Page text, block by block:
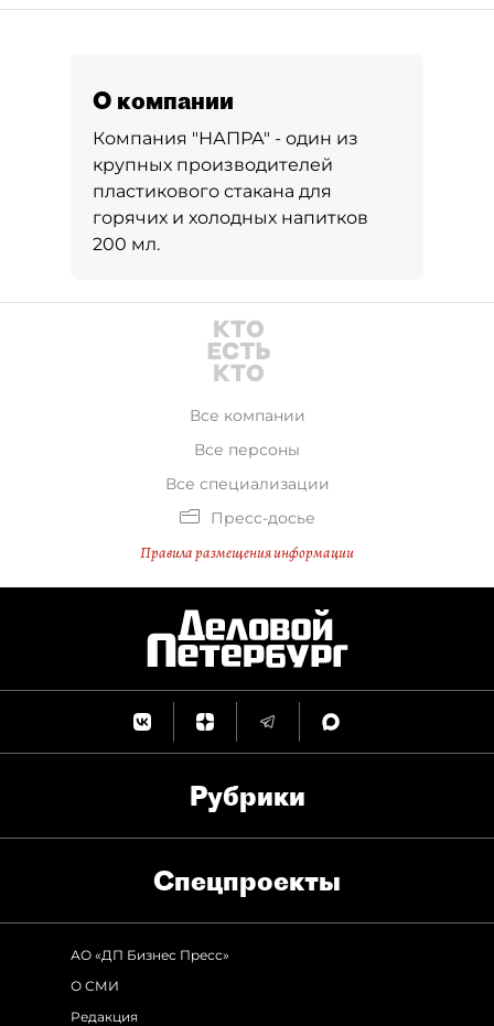
О компании
Компания "НАПРА" - один из
крупных производителей
пластикового стакана для
горячих и холодных напитков
200 мл.
Все компании
Все персоны
Все специализации
Пресс-досье
Правила размещения информации
Рубрики
Спец­проекты
АО «ДП Бизнес Пресс»
О СМИ
Редакция